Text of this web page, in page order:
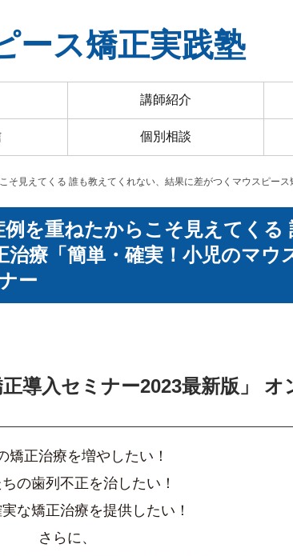
ース矯正実践塾
講師紹介
個別相談
見えてくる 誰も教えてくれない、結果に差がつくマウスピー
例を重ねたからこそ見えてく
療「簡単・確実！小児のマウ
ー
導入セミナー2023最新版」
矯正治療を増やしたい！
の歯列不正を治したい！
な矯正治療を提供したい！
さらに、